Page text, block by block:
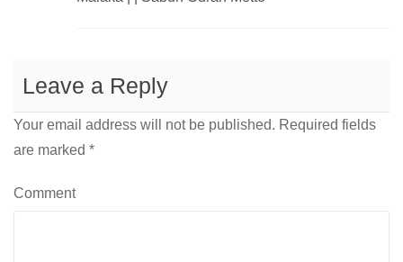
Leave a Reply
Your email address will not be published. Required fields
are marked *
Comment